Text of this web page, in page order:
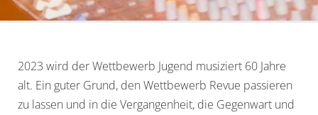
2023 wird der Wettbewerb Jugend musiziert 60 Jahre
alt. Ein guter Grund, den Wettbewerb Revue passieren
zu lassen und in die Vergangenheit, die Gegenwart und